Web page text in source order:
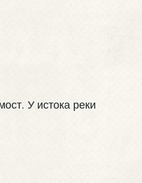
У истока реки